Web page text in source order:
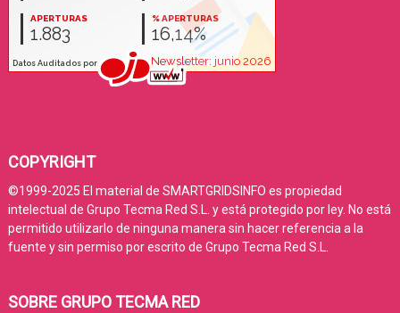
COPYRIGHT
©1999-2025 El material de SMARTGRIDSINFO es propiedad
intelectual de Grupo Tecma Red S.L. y está protegido por ley. No está
permitido utilizarlo de ninguna manera sin hacer referencia a la
fuente y sin permiso por escrito de Grupo Tecma Red S.L.
SOBRE GRUPO TECMA RED